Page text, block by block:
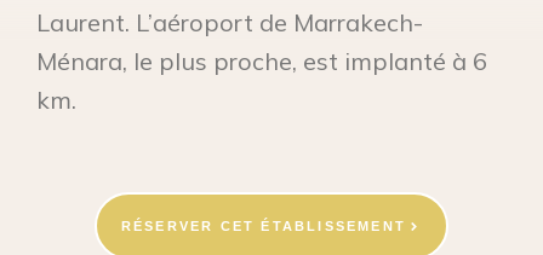
Laurent. L’aéroport de Marrakech-
Ménara, le plus proche, est implanté à 6
km.
RÉSERVER CET ÉTABLISSEMENT